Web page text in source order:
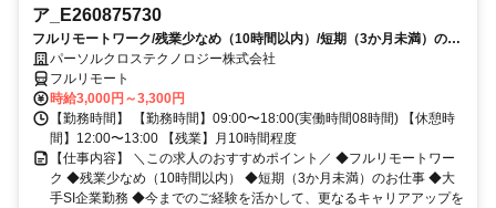
ア_E260875730
フルリモートワーク/残業少なめ（10時間以内）/短期（3か月未満）のお
仕事/大手SI企業勤務/今までのご経験を活かして、更なるキャリアアップ
を目指せます
パーソルクロステクノロジー株式会社
フルリモート
時給3,000円～3,300円
【勤務時間】 【勤務時間】09:00〜18:00(実働時間08時間) 【休憩時
間】12:00〜13:00 【残業】月10時間程度
【仕事内容】 ＼この求人のおすすめポイント／ ◆フルリモートワー
ク ◆残業少なめ（10時間以内） ◆短期（3か月未満）のお仕事 ◆大
手SI企業勤務 ◆今までのご経験を活かして、更なるキャリアアップを